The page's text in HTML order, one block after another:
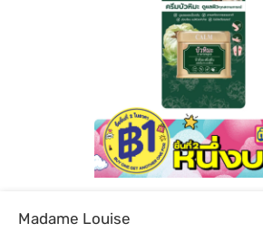
Madame Louise